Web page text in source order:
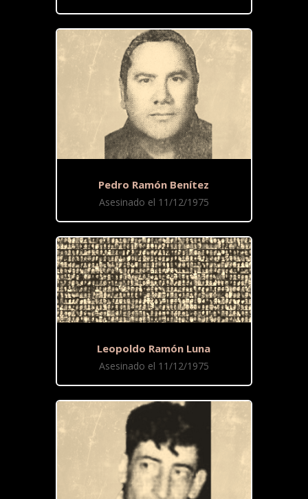
Pedro Ramón Benítez
Asesinado el 11/12/1975
Leopoldo Ramón Luna
Asesinado el 11/12/1975